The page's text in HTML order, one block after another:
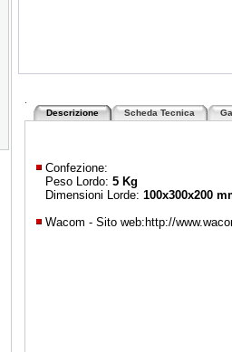
Descrizione Scheda Tecnica
Confezione:
Peso Lordo: 5 Kg
Dimensioni Lorde:100x300x200
Wacom - Sito web: http://